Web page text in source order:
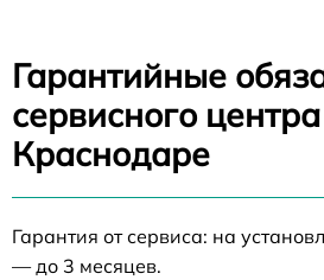
Гарантийные
сервисного
Краснодаре
Гарантия от сервиса: на
— до 3 месяцев.